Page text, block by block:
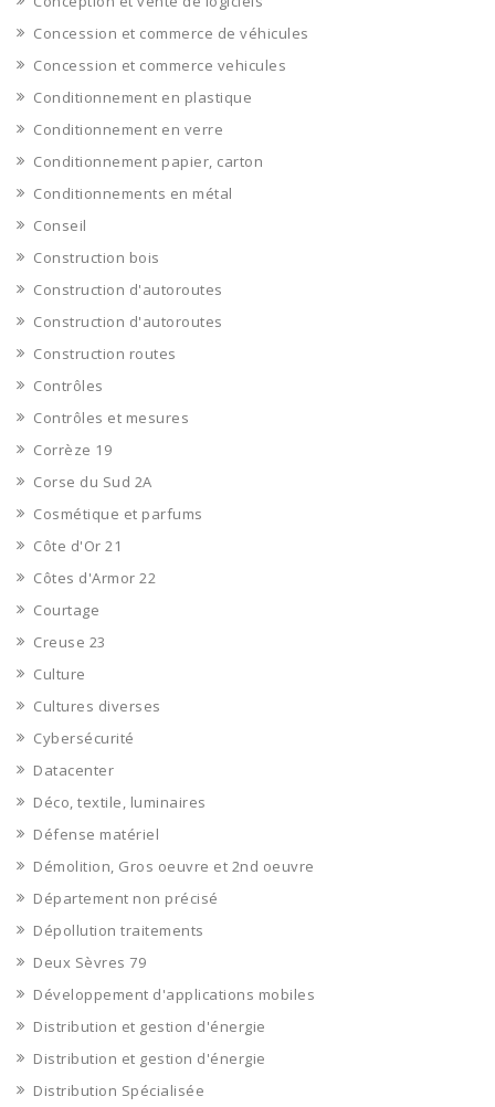
Concession et commerce de véhicules
Concession et commerce vehicules
Conditionnement en plastique
Conditionnement en verre
Conditionnement papier, carton
Conditionnements en métal
Conseil
Construction bois
Construction d'autoroutes
Construction d'autoroutes
Construction routes
Contrôles
Contrôles et mesures
Corrèze 19
Corse du Sud 2A
Cosmétique et parfums
Côte d'Or 21
Côtes d'Armor 22
Courtage
Creuse 23
Culture
Cultures diverses
Cybersécurité
Datacenter
Déco, textile, luminaires
Défense matériel
Démolition, Gros oeuvre et 2nd oeuvre
Département non précisé
Dépollution traitements
Deux Sèvres 79
Développement d'applications mobiles
Distribution et gestion d'énergie
Distribution et gestion d'énergie
Distribution Spécialisée